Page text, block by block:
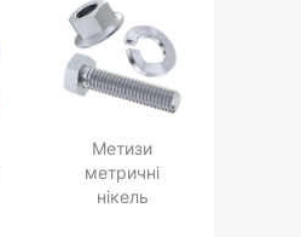
Метизи
метричні
нікель